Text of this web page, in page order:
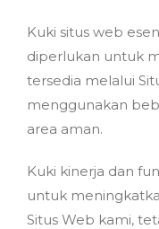
Kuki situs web
diperlukan untuk
tersedia melalui
menggunakan
area aman.
Kuki kinerja dan
untuk
Situs Web kami,